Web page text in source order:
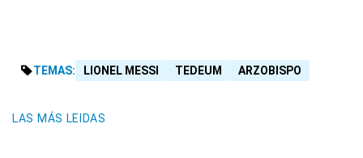
TEMAS: LIONEL MESSI TEDEUM ARZOBISPO
LAS MÁS LEIDAS